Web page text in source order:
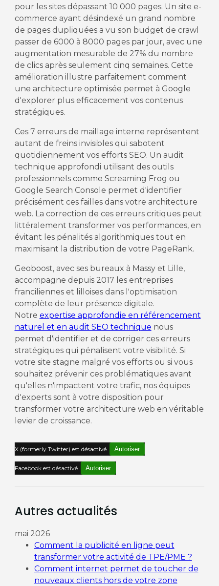
pour les sites dépassant 10 000 pages. Un site e-
commerce ayant désindexé un grand nombre
de pages dupliquées a vu son budget de crawl
passer de 6000 à 8000 pages par jour, avec une
augmentation mesurable de 27% du nombre
de clics après seulement cinq semaines. Cette
amélioration illustre parfaitement comment
une architecture optimisée permet à Google
d'explorer plus efficacement vos contenus
stratégiques.
Ces 7 erreurs de maillage interne représentent
autant de freins invisibles qui sabotent
quotidiennement vos efforts SEO. Un audit
technique approfondi utilisant des outils
professionnels comme Screaming Frog ou
Google Search Console permet d'identifier
précisément ces failles dans votre architecture
web. La correction de ces erreurs critiques peut
littéralement transformer vos performances, en
évitant les pénalités algorithmiques tout en
maximisant la distribution de votre PageRank.
Geoboost, avec ses bureaux à Massy et Lille,
accompagne depuis 2017 les entreprises
franciliennes et lilloises dans l'optimisation
complète de leur présence digitale.
Notre expertise approfondie en référencement
naturel et en audit SEO technique nous
permet d'identifier et de corriger ces erreurs
stratégiques qui pénalisent votre visibilité. Si
votre site stagne malgré vos efforts ou si vous
souhaitez prévenir ces problématiques avant
qu'elles n'impactent votre trafic, nos équipes
d'experts sont à votre disposition pour
transformer votre architecture web en véritable
levier de croissance.
X (formerly Twitter) est désactivé. Autoriser
Facebook est désactivé. Autoriser
Autres actualités
mai 2026
Comment la publicité en ligne peut
transformer votre activité de TPE/PME ?
Comment internet permet de toucher de
nouveaux clients hors de votre zone